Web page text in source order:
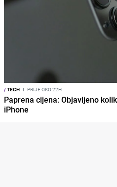
/TECH I PRIJE OKO 22H
Paprena cijena: Objavljeno
iPhone